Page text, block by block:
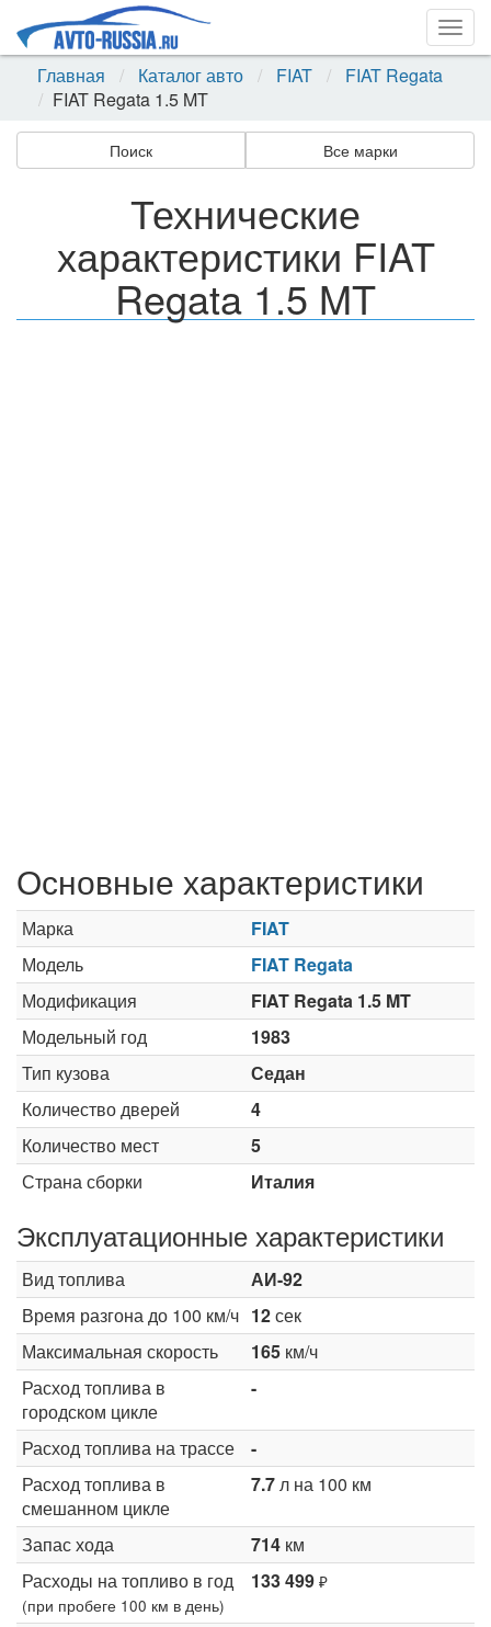
Главная
Каталог авто FIAT
FIAT Regata
FIAT Regata 1.5 MT
Поиск Все марки
Технические
характеристики FIAT
Regata 1.5 MT
Основные характеристики
Марка
FIAT
Модель
FIAT Regata
Модификация
FIAT Regata 1.5 MT
Модельный год
1983
Тип кузова
Седан
Количество дверей
4
Количество мест
5
Страна сборки
Италия
Эксплуатационные характеристики
Вид топлива
АИ-92
Время разгона до 100 км/ч 12сек
Максимальная скорость
165 км/ч
Расход топлива в
городском цикле
-
Расход топлива на трассе
-
Расход топлива в
смешанном цикле
7.7л на 100 км
Запас хода 714 км
Расходы на топливо в год
(при пробеге 100 км в день)
133 499 ₽